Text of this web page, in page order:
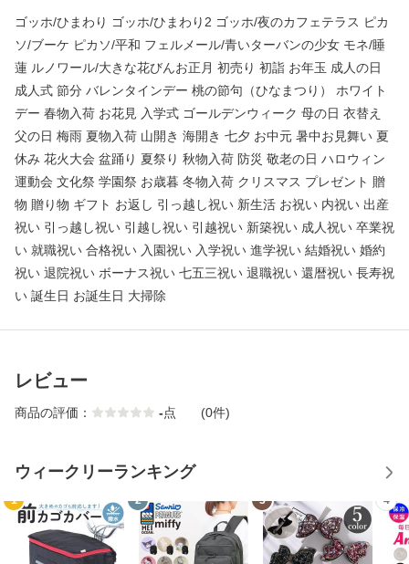
ゴッホ/ひまわり ゴッホ/ひまわり2 ゴッホ/夜のカフェテラス ピカ
ソ/ブーケ ピカソ/平和 フェルメール/青いターバンの少女 モネ/睡
蓮 ルノワール/大きな花びんお正月 初売り 初詣 お年玉 成人の日
成人式 節分 バレンタインデー 桃の節句（ひなまつり） ホワイト
デー 春物入荷 お花見 入学式 ゴールデンウィーク 母の日 衣替え
父の日 梅雨 夏物入荷 山開き 海開き 七夕 お中元 暑中お見舞い 夏
休み 花火大会 盆踊り 夏祭り 秋物入荷 防災 敬老の日 ハロウィン
運動会 文化祭 学園祭 お歳暮 冬物入荷 クリスマス プレゼント 贈
物 贈り物 ギフト お返し 引っ越し祝い 新生活 お祝い 内祝い 出産
祝い 引っ越し祝い 引越し祝い 引越祝い 新築祝い 成人祝い 卒業祝
い 就職祝い 合格祝い 入園祝い 入学祝い 進学祝い 結婚祝い 婚約
祝い 退院祝い ボーナス祝い 七五三祝い 退職祝い 還暦祝い 長寿祝
い 誕生日 お誕生日 大掃除
レビュー
商品の評価： -点 (0件)
ウィークリーランキング
1 2 3 4